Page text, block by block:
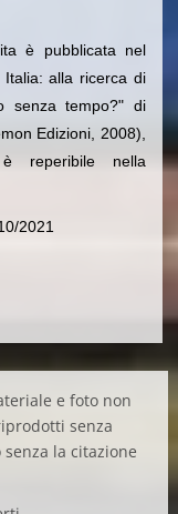
è pubblicata nel
alla ricerca di
senza tempo?" di
Edizioni, 2008),
reperibile nella
2021
e foto non
senza
la citazione